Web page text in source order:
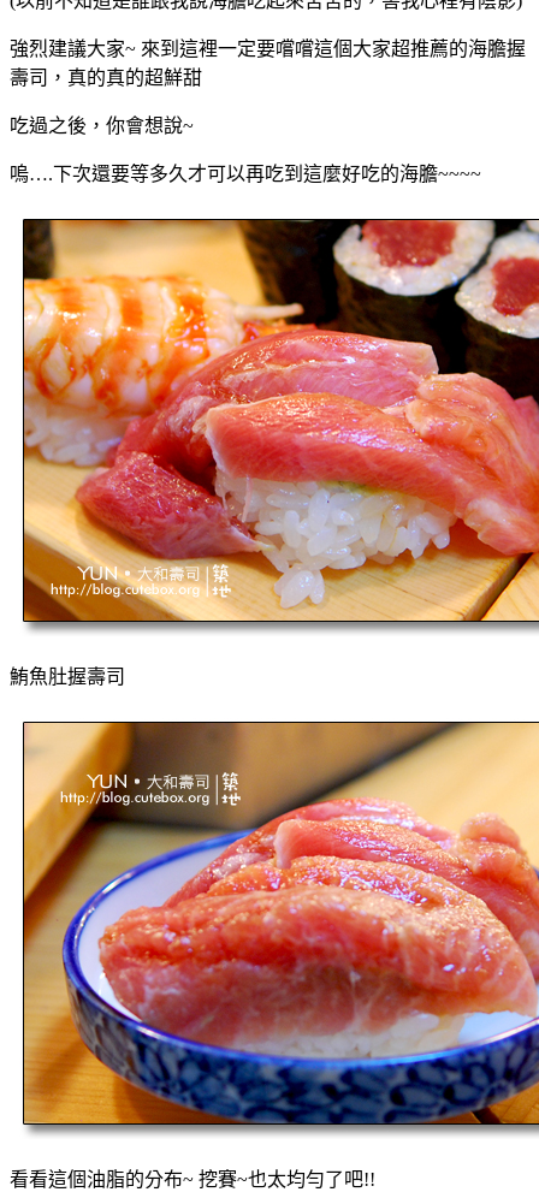
強烈建議大家~ 來到這裡一定要嚐嚐這個大家超推薦的海膽握
壽司，真的真的超鮮甜
吃過之後，你會想說~
嗚….下次還要等多久才可以再吃到這麼好吃的海膽~~~~
鮪魚肚握壽司
看看這個油脂的分布~ 挖賽~也太均勻了吧!!